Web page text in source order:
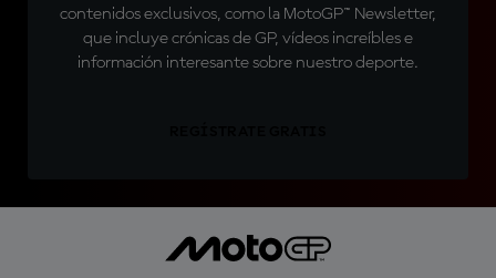
contenidos exclusivos, como la MotoGP™ Newsletter,
que incluye crónicas de GP, vídeos increíbles e
información interesante sobre nuestro deporte.